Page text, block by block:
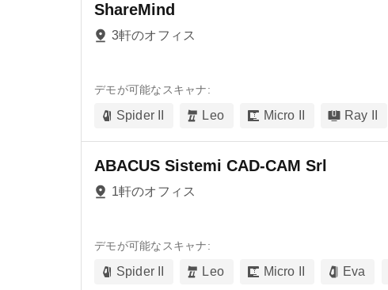
ShareMind
3軒のオフィス
デモが可能なスキャナ:
Spider II Leo Micro II Ray II
ABACUS Sistemi CAD-CAM Srl
1軒のオフィス
デモが可能なスキャナ:
Spider II Leo Micro II Eva